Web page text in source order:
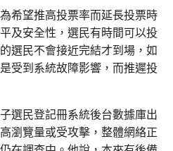
希望推高投票率而延長投票時
及安全性，選民有時間可以投
選民不會接近完結才到場，如
受到系統故障影響，而推遲投
選民登記冊系統後台數據庫出
瀏覽量或受攻擊，整體網絡正